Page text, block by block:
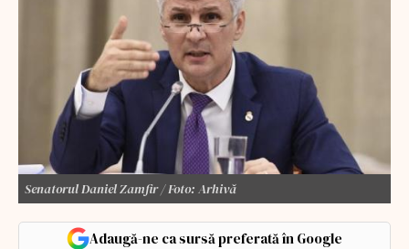
Senatorul Daniel Zamfir / Foto: Arhivă
Adaugă-ne ca sursă preferată în Google